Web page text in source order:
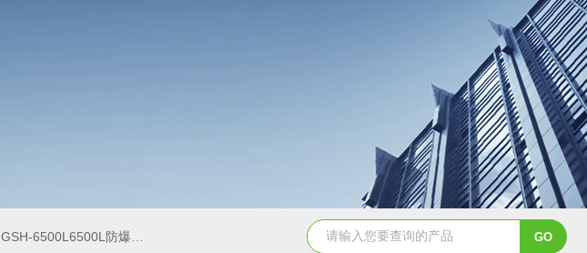
GSH-6500L6500L防爆加氢工业反应釜 GSH-0.5L0.5L不锈钢磁力密封聚酯反应釜